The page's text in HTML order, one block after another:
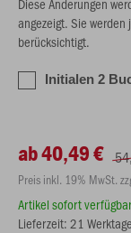
Diese Änderungen
angezeigt. Sie
berücksichtigt.
Initialen 2
ab 40,49 €
Preis inkl. 19% MwSt.
Artikel sofort verfügbar
Lieferzeit: 21 Werktage